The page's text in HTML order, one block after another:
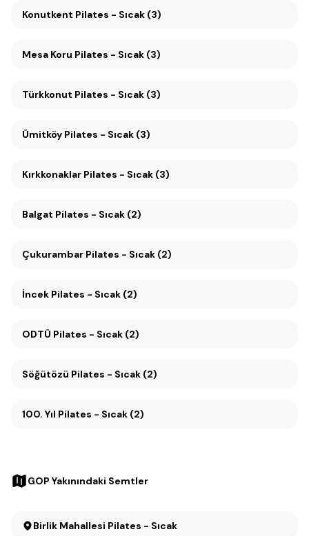
Konutkent Pilates - Sıcak (3)
Mesa Koru Pilates - Sıcak (3)
Türkkonut Pilates - Sıcak (3)
Ümitköy Pilates - Sıcak (3)
Kırkkonaklar Pilates - Sıcak (3)
Balgat Pilates - Sıcak (2)
Çukurambar Pilates - Sıcak (2)
İncek Pilates - Sıcak (2)
ODTÜ Pilates - Sıcak (2)
Söğütözü Pilates - Sıcak (2)
100. Yıl Pilates - Sıcak (2)
GOP Yakınındaki Semtler
Birlik Mahallesi Pilates - Sıcak